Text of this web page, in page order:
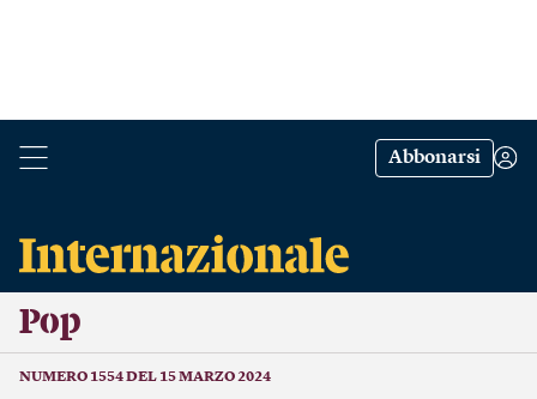
Abbonarsi
Pop
NUMERO 1554 DEL 15 MARZO 2024